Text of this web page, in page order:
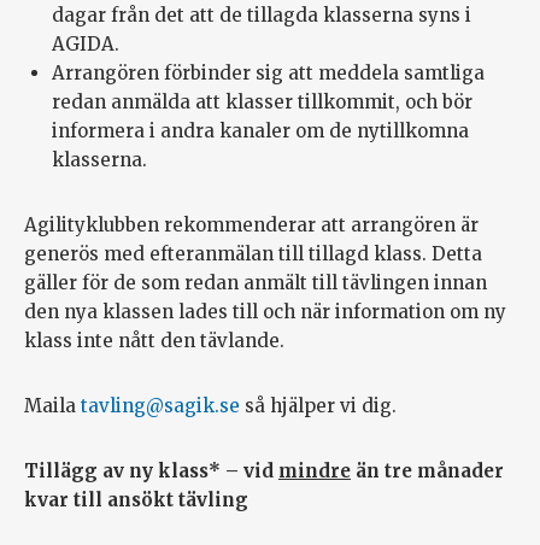
dagar från det att de tillagda klasserna syns i
AGIDA.
Arrangören förbinder sig att meddela samtliga
redan anmälda att klasser tillkommit, och bör
informera i andra kanaler om de nytillkomna
klasserna.
Agilityklubben rekommenderar att arrangören är
generös med efteranmälan till tillagd klass. Detta
gäller för de som redan anmält till tävlingen innan
den nya klassen lades till och när information om ny
klass inte nått den tävlande.
Maila tavling@sagik.se så hjälper vi dig.
Tillägg av ny klass* – vid mindre än tre månader
kvar till ansökt tävling